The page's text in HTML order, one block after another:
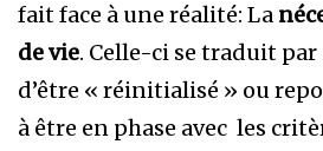
fait face à une réalité: La
de vie. Celle-ci se traduit
d’être « réinitialisé » ou
à être en phase avec les